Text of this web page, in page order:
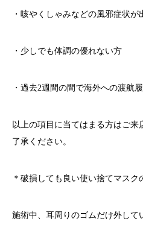
・咳やくしゃみなどの風邪症状が
・少しでも体調の優れない方
・過去2週間の間で海外への渡航
以上の項目に当てはまる方はご
了承ください。
＊破損しても良い使い捨てマスク
施術中、耳周りのゴムだけ外して